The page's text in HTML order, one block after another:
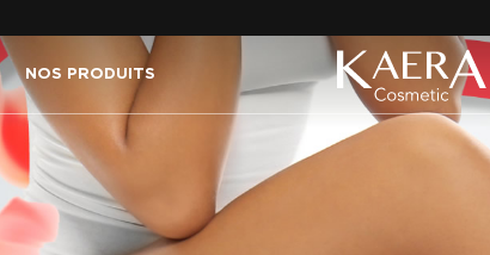
NOS PRODUITS